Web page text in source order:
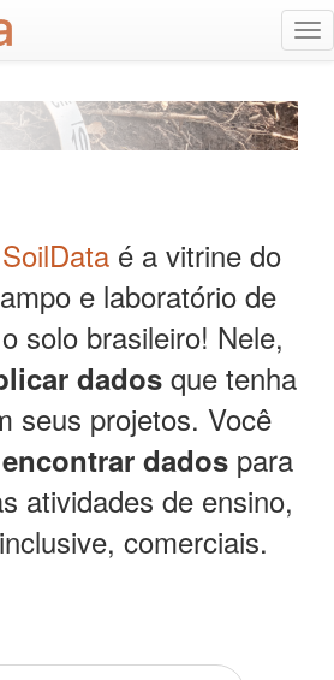
SoilData é a vitrine do
e laboratório de
solo brasileiro! Nele,
dadosque tenha
seus projetos. Você
encontrar dadospara
atividades de ensino,
comerciais.